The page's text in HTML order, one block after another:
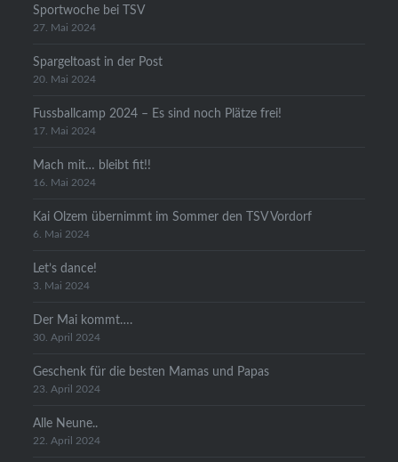
Sportwoche bei TSV
27. Mai 2024
Spargeltoast in der Post
20. Mai 2024
Fussballcamp 2024 – Es sind noch Plätze frei!
17. Mai 2024
Mach mit… bleibt fit!!
16. Mai 2024
Kai Olzem übernimmt im Sommer den TSV Vordorf
6. Mai 2024
Let’s dance!
3. Mai 2024
Der Mai kommt….
30. April 2024
Geschenk für die besten Mamas und Papas
23. April 2024
Alle Neune..
22. April 2024